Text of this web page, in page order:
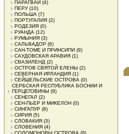
ПАРАГВАЙ (4)
ПЕРУ(10)
ПОЛЬША (7)
ПОРТУГАЛИЯ (2)
РОДЕЗИЯ (0)
РУАНДА (12)
РУМЫНИЯ (3)
САЛЬВАДОР (6)
САН-ТОМЕ И ПРИНСИПИ (9)
САУДОВСКАЯ АРАВИЯ (1)
СВАЗИЛЕНД (2)
ОСТРОВ СВЯТОЙ ЕЛЕНЫ (2)
СЕВЕРНАЯ ИРЛАНДИЯ (1)
СЕЙШЕЛЬСКИЕ ОСТРОВА (0)
СЕРБСКАЯ РЕСПУБЛИКА БОСНИИ И
ГЕРЦЕГОВИНЫ (9)
СЕНЕГАЛ (2)
СЕН-ПЬЕР И МИКЕЛОН (0)
СИНГАПУР (8)
СИРИЯ (5)
СЛОВАКИЯ (3)
СЛОВЕНИЯ (4)
СОЛОМОНОВЫ ОСТРОВА (9)